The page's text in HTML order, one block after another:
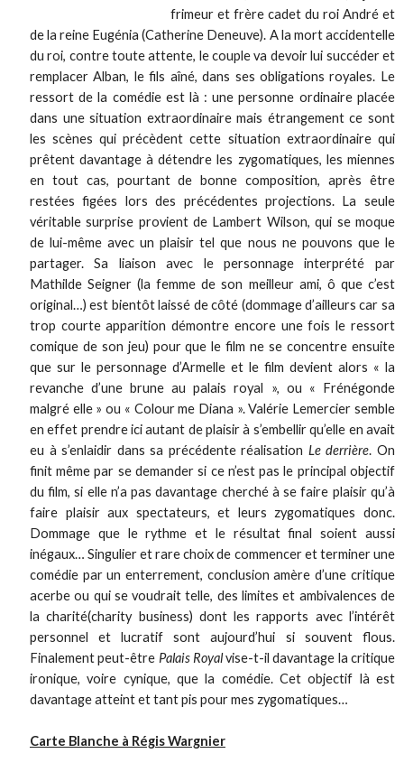
frimeur et frère cadet du roi André et
de la reine Eugénia (Catherine Deneuve). A la mort accidentelle
du roi, contre toute attente, le couple va devoir lui succéder et
remplacer Alban, le fils aîné, dans ses obligations royales. Le
ressort de la comédie est là : une personne ordinaire placée
dans une situation extraordinaire mais étrangement ce sont
les scènes qui précèdent cette situation extraordinaire qui
prêtent davantage à détendre les zygomatiques, les miennes
en tout cas, pourtant de bonne composition, après être
restées figées lors des précédentes projections. La seule
véritable surprise provient de Lambert Wilson, qui se moque
de lui-même avec un plaisir tel que nous ne pouvons que le
partager. Sa liaison avec le personnage interprété par
Mathilde Seigner (la femme de son meilleur ami, ô que c’est
original…) est bientôt laissé de côté (dommage d’ailleurs car sa
trop courte apparition démontre encore une fois le ressort
comique de son jeu) pour que le film ne se concentre ensuite
que sur le personnage d’Armelle et le film devient alors « la
revanche d’une brune au palais royal », ou « Frénégonde
malgré elle » ou « Colour me Diana ». Valérie Lemercier semble
en effet prendre ici autant de plaisir à s’embellir qu’elle en avait
eu à s’enlaidir dans sa précédente réalisation Le derrière. On
finit même par se demander si ce n’est pas le principal objectif
du film, si elle n’a pas davantage cherché à se faire plaisir qu’à
faire plaisir aux spectateurs, et leurs zygomatiques donc.
Dommage que le rythme et le résultat final soient aussi
inégaux… Singulier et rare choix de commencer et terminer une
comédie par un enterrement, conclusion amère d’une critique
acerbe ou qui se voudrait telle, des limites et ambivalences de
la charité(charity business) dont les rapports avec l’intérêt
personnel et lucratif sont aujourd’hui si souvent flous.
Finalement peut-être Palais Royalvise-t-il davantage la critique
ironique, voire cynique, que la comédie. Cet objectif là est
davantage atteint et tant pis pour mes zygomatiques…
Carte Blanche à Régis Wargnier